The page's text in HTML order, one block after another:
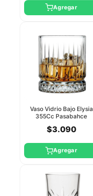
Agregar
Vaso Vidrio Bajo Elysia
355Cc Pasabahce
$3.090
Agregar